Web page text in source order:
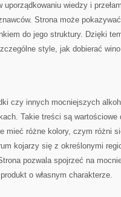
uporządkowaniu wiedzy i
Strona może
do jego struktury. Dzięki
style, jak dobierać
czy innych mocniejszych
Takie treści są
mieć różne kolory, czym różni
kojarzy się z określonymi
pozwala spojrzeć na
o własnym charakterze.